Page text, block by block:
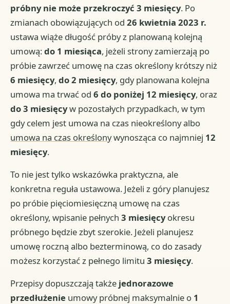
próbny nie może przekroczyć 3 miesięcy. Po
zmianach obowiązujących od26 kwietnia 2023 r.
ustawa wiąże długość próby z planowaną kolejną
umową:do 1 miesiąca, jeżeli strony zamierzają po
próbie zawrzeć umowę na czas określony krótszy niż
6 miesięcy,do 2 miesięcy, gdy planowana kolejna
umowa ma trwać od6 do poniżej 12 miesięcy, oraz
do 3 miesięcyw pozostałych przypadkach, w tym
gdy celem jest umowa na czas nieokreślony albo
umowa na czas określonywynosząca co najmniej 12
miesięcy.
To nie jest tylko wskazówka praktyczna, ale
konkretna reguła ustawowa. Jeżeli z góry planujesz
po próbie pięciomiesięczną umowę na czas
określony, wpisanie pełnych3 miesięcyokresu
próbnego będzie zbyt szerokie. Jeżeli planujesz
umowę roczną albo bezterminową, co do zasady
możesz korzystać z pełnego limitu3 miesięcy.
Przepisy dopuszczają także jednorazowe
przedłużenie umowy próbnej maksymalnie o 1